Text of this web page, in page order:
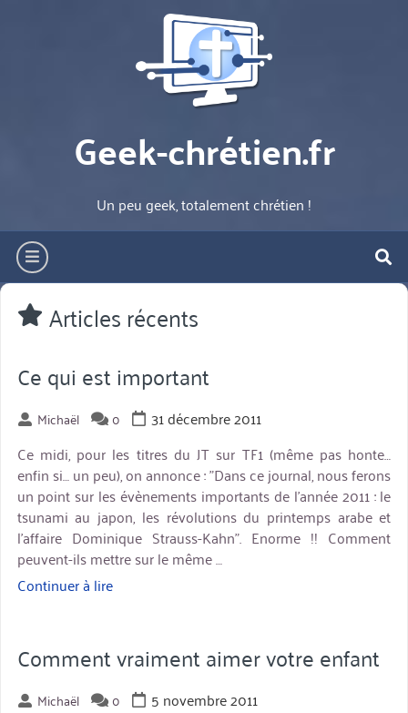
Geek-chrétien.fr
Un peu geek, totalement chrétien !
hamburger
Articles récents
Ce qui est important
Michaël 0
31 décembre 2011
Ce midi, pour les titres du JT sur TF1 (même pas honte…
enfin si… un peu), on annonce : "Dans ce journal, nous ferons
un point sur les évènements importants de l'année 2011 : le
tsunami au japon, les révolutions du printemps arabe et
l'affaire Dominique Strauss-Kahn". Enorme !! Comment
peuvent-ils mettre sur le même …
Continuer à lire« Ce
important »
Comment vraiment aimer votre enfant
Michaël 0
5 novembre 2011